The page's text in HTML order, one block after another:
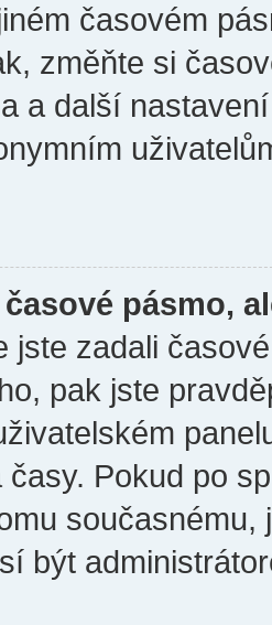
časovém
změňte si
a další
pásmo,
jste zadali
pak jste
časy. Pokud po
být